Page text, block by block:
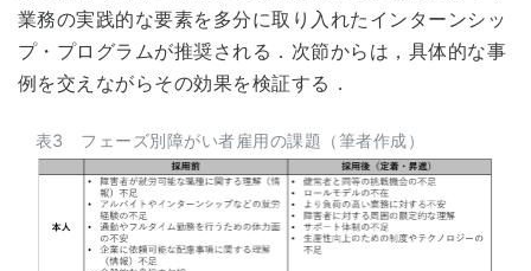
業務の実践的な要素を多分に取り入れたインターンシッ
プ・プログラムが推奨される．次節からは，具体的な事
例を交えながらその効果を検証する．
表3 フェーズ別障がい者雇用の課題（筆者作成）